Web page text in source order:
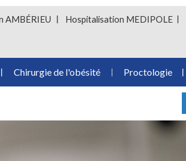
AMBÉRIEU Hospitalisation MEDIPOLE
Chirurgie de l'obésité Proctologie